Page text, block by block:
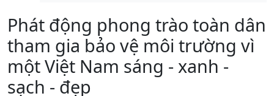
Phát động phong trào toàn dân
tham gia bảo vệ môi trường vì
một Việt Nam sáng - xanh -
sạch - đẹp